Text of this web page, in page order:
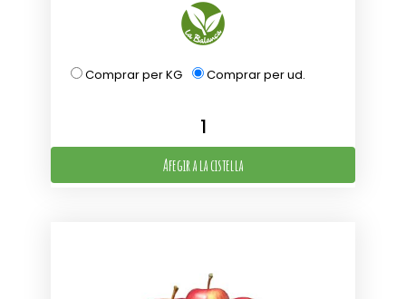
Comprar per KG Comprar per ud.
Afegir a la cistella